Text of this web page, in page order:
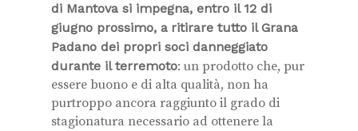
di Mantova si impegna, entro il 12 di
giugno prossimo, a ritirare tutto il Grana
Padano dei propri soci danneggiato
durante il terremoto: un prodotto che, pur
essere buono e di alta qualità, non ha
purtroppo ancora raggiunto il grado di
stagionatura necessario ad ottenere la